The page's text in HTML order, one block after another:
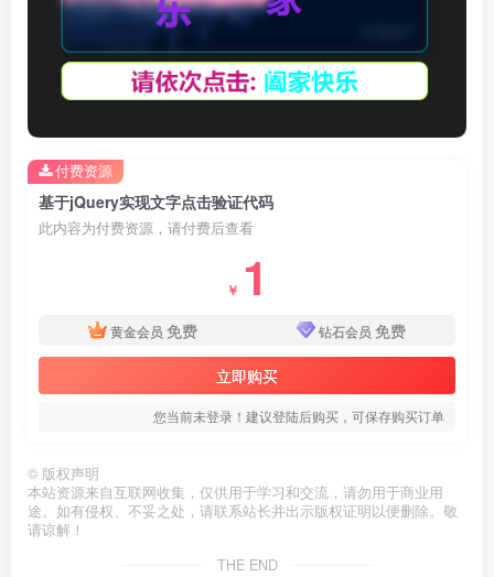
基于jQuery实现文字点击验证代码
此内容为付费资源，请付费后查看
￥ 1
黄金会员 免费 钻石会员 免费
立即购买
您当前未登录！建议登陆后购买，可保存购买订单
付费资源
© 版权声明
本站资源来自互联网收集，仅供用于学习和交流，请勿用于商业用
途。如有侵权、不妥之处，请联系站长并出示版权证明以便删除。敬
请谅解！
THE END